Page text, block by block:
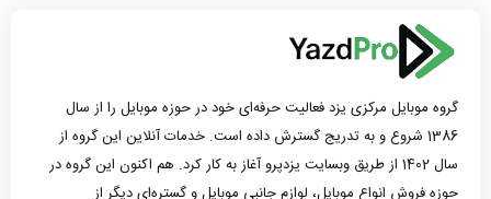
گروه موبایل مرکزی یزد فعالیت حرفه‌ای خود در حوزه موبایل را از سال
1386 شروع و به تدریج گسترش داده است. خدمات آنلاین این گروه از
سال 1402 از طریق وبسایت یزدپرو آغاز به کار کرد. هم اکنون این گروه در
حوزه فروش انواع موبایل، لوازم جانبی موبایل و گستره‌ای دیگر از